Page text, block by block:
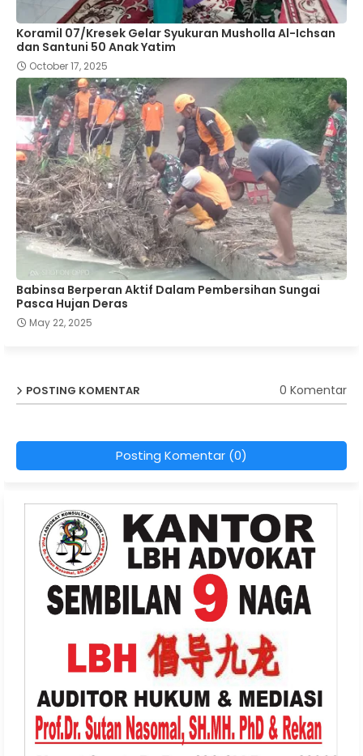
Koramil 07/Kresek Gelar Syukuran Musholla Al-Ichsan
dan Santuni 50 Anak Yatim
October 17, 2025
Babinsa Berperan Aktif Dalam Pembersihan Sungai
Pasca Hujan Deras
May 22, 2025
POSTING KOMENTAR 0 Komentar
Posting Komentar (0)